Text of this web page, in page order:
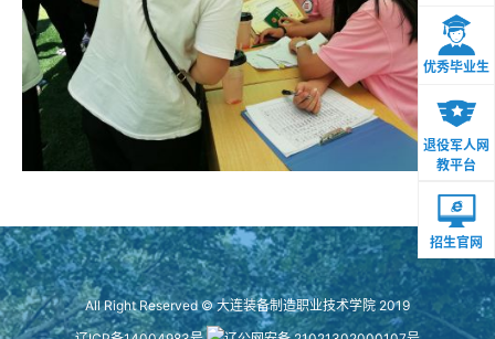
优秀毕业生
退役军人网
教平台
招生官网
All Right Reserved © 大连装备制造职业技术学院 2019